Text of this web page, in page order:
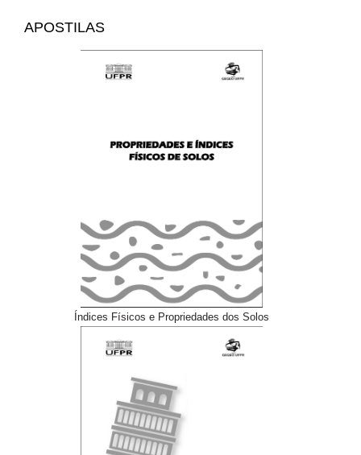
APOSTILAS
Índices Físicos e Propriedades dos Solos